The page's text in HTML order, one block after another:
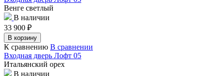
Венге светлый
В наличии
33 900 ₽
В корзину
К сравнению В сравнении
Входная дверь Лофт 05
Итальянский орех
В наличии